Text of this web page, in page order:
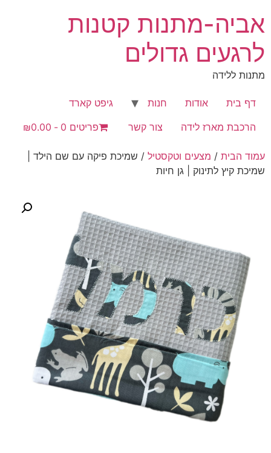
לתוכן
אביה-מתנות קטנות
לרגעים גדולים
מתנות ללידה
דף בית אודות חנות
גיפט קארד
הרכבת מארז לידה
צור קשר פריטים 0 ₪0.00
עמוד הבית / מצעים וטקסטיל / שמיכת פיקה עם שם הילד |
שמיכת קיץ לתינוק | גן חיות